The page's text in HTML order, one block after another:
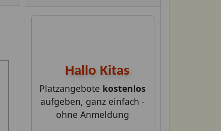
Hallo Kitas
Platzangebote kostenlos
aufgeben, ganz einfach -
ohne Anmeldung